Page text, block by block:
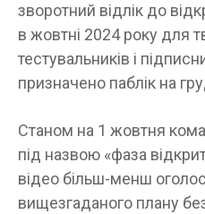
зворотний відлік до
в жовтні 2024 року для
тестувальників і
призначено паблік на
Станом на 1 жовтня
під назвою «фаза
відео більш-менш
вищезгаданого плану